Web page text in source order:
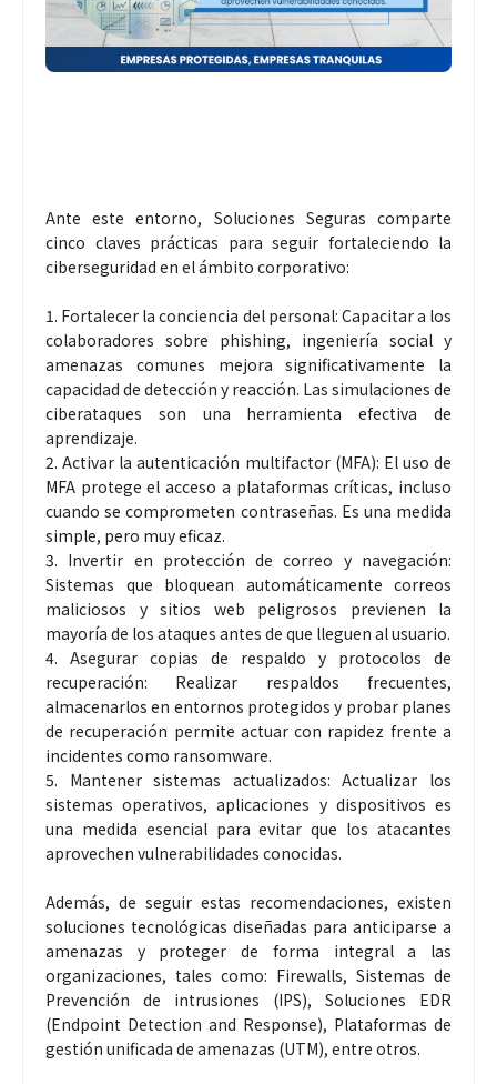
Ante este entorno, Soluciones Seguras comparte
cinco claves prácticas para seguir fortaleciendo la
ciberseguridad en el ámbito corporativo:
1. Fortalecer la conciencia del personal: Capacitar a los
colaboradores sobre phishing, ingeniería social y
amenazas comunes mejora significativamente la
capacidad de detección y reacción. Las simulaciones de
ciberataques son una herramienta efectiva de
aprendizaje.
2. Activar la autenticación multifactor (MFA): El uso de
MFA protege el acceso a plataformas críticas, incluso
cuando se comprometen contraseñas. Es una medida
simple, pero muy eficaz.
3. Invertir en protección de correo y navegación:
Sistemas que bloquean automáticamente correos
maliciosos y sitios web peligrosos previenen la
mayoría de los ataques antes de que lleguen al usuario.
4. Asegurar copias de respaldo y protocolos de
recuperación: Realizar respaldos frecuentes,
almacenarlos en entornos protegidos y probar planes
de recuperación permite actuar con rapidez frente a
incidentes como ransomware.
5. Mantener sistemas actualizados: Actualizar los
sistemas operativos, aplicaciones y dispositivos es
una medida esencial para evitar que los atacantes
aprovechen vulnerabilidades conocidas.
Además, de seguir estas recomendaciones, existen
soluciones tecnológicas diseñadas para anticiparse a
amenazas y proteger de forma integral a las
organizaciones, tales como: Firewalls, Sistemas de
Prevención de intrusiones (IPS), Soluciones EDR
(Endpoint Detection and Response), Plataformas de
gestión unificada de amenazas (UTM), entre otros.